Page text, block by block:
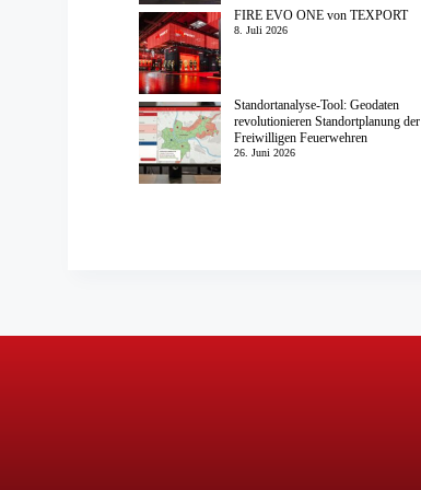
FIRE EVO ONE von TEXPORT
8. Juli 2026
Standortanalyse-Tool: Geodaten
revolutionieren Standortplanung der
Freiwilligen Feuerwehren
26. Juni 2026